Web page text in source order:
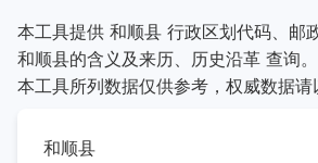
本工具提供 和顺县 行政区划代码、邮
和顺县的含义及来历、历史沿革 查询
本工具所列数据仅供参考，权威数据请
和顺县